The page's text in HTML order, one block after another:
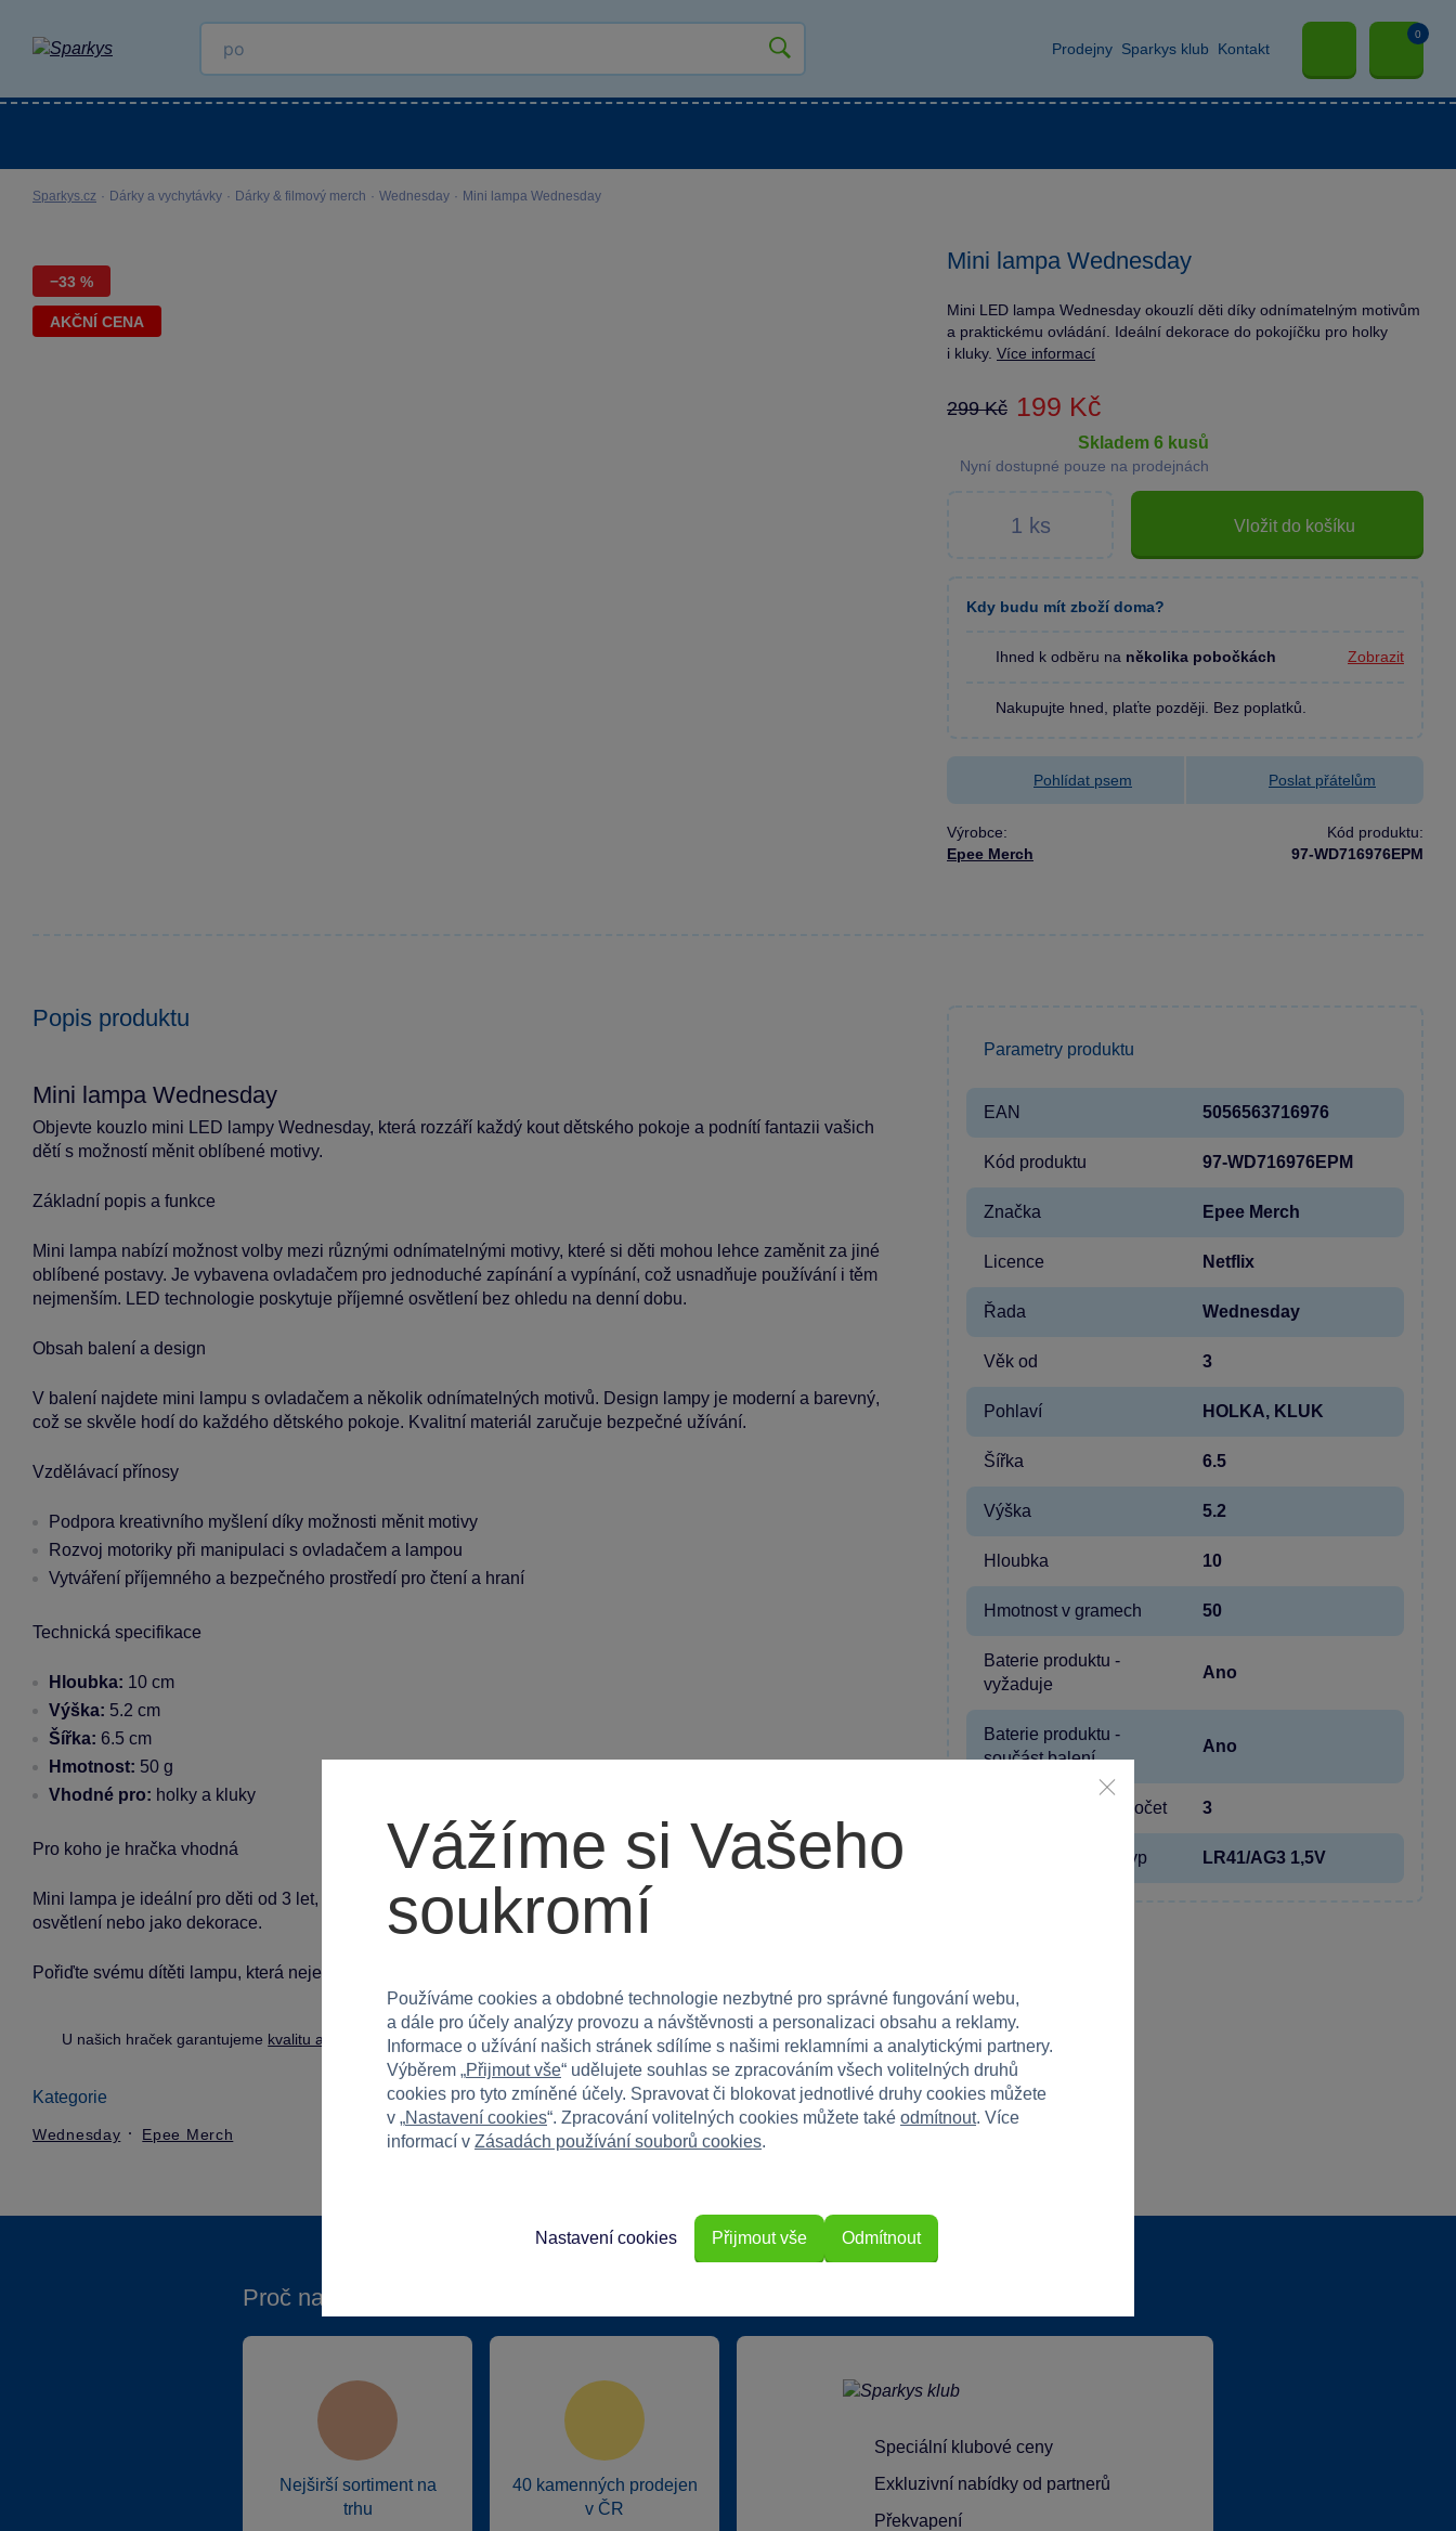
Prodejny Sparkys klub Kontakt
0
Sparkys.cz · Dárky a vychytávky · Dárky & filmový merch · Wednesday · Mini lampa Wednesday
−33 %
AKČNÍ CENA
Mini lampa Wednesday
Mini LED lampa Wednesday okouzlí děti díky odnímatelným motivům
a praktickému ovládání. Ideální dekorace do pokojíčku pro holky
i kluky. Více informací
299 Kč 199 Kč
skladem 6 kusů
Nyní dostupné pouze na prodejnách
Vložit do košíku
Kdy budu mít zboží doma?
Ihned k odběru na několika pobočkách Zobrazit
Nakupujte hned, plaťte později. Bez poplatků.
Pohlídat psem Poslat přátelům
Výrobce:
Epee Merch
Kód produktu:
97-WD716976EPM
Popis produktu
Mini lampa Wednesday
Objevte kouzlo mini LED lampy Wednesday, která rozzáří každý kout dětského pokoje a podnítí fantazii vašich
dětí s možností měnit oblíbené motivy.
Základní popis a funkce
Mini lampa nabízí možnost volby mezi různými odnímatelnými motivy, které si děti mohou lehce zaměnit za jiné
oblíbené postavy. Je vybavena ovladačem pro jednoduché zapínání a vypínání, což usnadňuje používání i těm
nejmenším. LED technologie poskytuje příjemné osvětlení bez ohledu na denní dobu.
Obsah balení a design
V balení najdete mini lampu s ovladačem a několik odnímatelných motivů. Design lampy je moderní a barevný,
což se skvěle hodí do každého dětského pokoje. Kvalitní materiál zaručuje bezpečné užívání.
Vzdělávací přínosy
Podpora kreativního myšlení díky možnosti měnit motivy
Rozvoj motoriky při manipulaci s ovladačem a lampou
Vytváření příjemného a bezpečného prostředí pro čtení a hraní
Technická specifikace
Hloubka: 10 cm
Výška: 5.2 cm
Šířka: 6.5 cm
Hmotnost: 50 g
Vhodné pro: holky a kluky
Pro koho je hračka vhodná
Mini lampa je ideální pro děti od 3 let, vhodná do pokojíčků jak pro holky, tak pro kluky. Perfektní na noční
osvětlení nebo jako dekorace.
Pořiďte svému dítěti lampu, která nejen osvětlí prostor, ale také podnítí jeho kreativitu a radost!
U našich hraček garantujeme kvalitu a bezpečnost.
Kategorie
Wednesday Epee Merch
Parametry produktu
EAN 5056563716976
Kód produktu 97-WD716976EPM
Značka Epee Merch
Licence Netflix
Řada Wednesday
Věk od 3
Pohlaví HOLKA, KLUK
Šířka 6.5
Výška 5.2
Hloubka 10
Hmotnost v gramech 50
Baterie produktu -
vyžaduje
Ano
Baterie produktu -
součást balení
Ano
Baterie produktu - počet 3
Baterie produktu - typ LR41/AG3 1,5V
Proč nakupovat ve Sparkys?
Nejširší sortiment na
trhu
40 kamenných prodejen
v ČR
Speciální klubové ceny
Exkluzivní nabídky od partnerů
Překvapení
Vážíme si Vašeho
soukromí
Používáme cookies a obdobné technologie nezbytné pro správné fungování webu,
a dále pro účely analýzy provozu a návštěvnosti a personalizaci obsahu a reklamy.
Informace o užívání našich stránek sdílíme s našimi reklamními a analytickými partnery.
Výběrem „Přijmout vše“ udělujete souhlas se zpracováním všech volitelných druhů
cookies pro tyto zmíněné účely. Spravovat či blokovat jednotlivé druhy cookies můžete
v „Nastavení cookies“. Zpracování volitelných cookies můžete také odmítnout. Více
informací v Zásadách používání souborů cookies.
Odmítnout
Nastavení cookies Přijmout vše